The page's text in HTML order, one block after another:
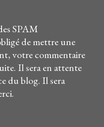
SPAM
de mettre une
votre commentaire
Il sera en attente
du blog. Il sera